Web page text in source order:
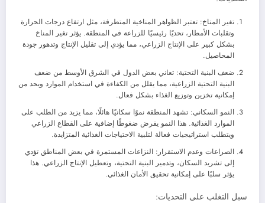
تغير المناخ: تعتبر الظواهر المناخية المتطرفة، مثل ارتفاع درجات الحرارة
وتقلبات الأمطار، تحديًا رئيسيًا للزراعة في المنطقة. يؤثر تغير المناخ
بشكل كبير على الإنتاج الزراعي، مما يؤدي إلى تقليل الإنتاج وتدهور جودة
المحاصيل.
ضعف البنية التحتية: تعاني بعض الدول في الشرق الأوسط من ضعف
البنية التحتية الزراعية، مما يقلل من الكفاءة في استخدام الموارد ويحد من
إمكانية تخزين وتوزيع الغذاء بشكل فعال.
النمو السكاني: تشهد المنطقة نموًا سكانيًا هائلًا، مما يزيد من الطلب على
الموارد الغذائية. هذا النمو يفرض ضغوطًا إضافية على القطاع الزراعي
ويتطلب استراتيجيات فعالة لتلبية الاحتياجات الغذائية المتزايدة.
الصراعات وعدم الاستقرار: النزاعات المستمرة في بعض المناطق تؤدي
إلى تشريد السكان، وتدمير البنية التحتية، وتعطيل الإنتاج الزراعي. هذا
يؤثر سلبًا على إمكانية تحقيق الأمان الغذائي.
سبل التغلب على التحديات: